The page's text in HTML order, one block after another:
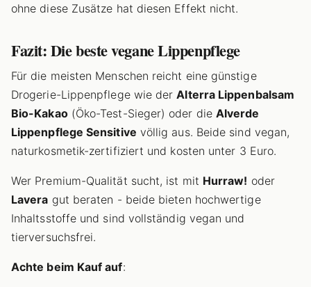
ohne diese Zusätze hat diesen Effekt nicht.
Fazit: Die beste vegane Lippenpflege
Für die meisten Menschen reicht eine günstige
Drogerie-Lippenpflege wie derAlterra Lippenbalsam
Bio-Kakao(Öko-Test-Sieger) oder die Alverde
Lippenpflege Sensitive völlig aus. Beide sind vegan,
naturkosmetik-zertifiziert und kosten unter 3 Euro.
Wer Premium-Qualität sucht, ist mit Hurraw! oder
Lavera gut beraten - beide bieten hochwertige
Inhaltsstoffe und sind vollständig vegan und
tierversuchsfrei.
Achte beim Kauf auf: